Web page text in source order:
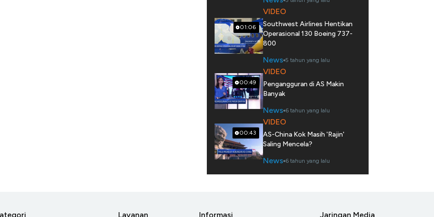
01:06
VIDEO
Southwest Airlines Hentikan
Operasional 130 Boeing 737-
800
News 5 tahun yang lalu
00:49
VIDEO
Pengangguran di AS Makin
Banyak
News 6 tahun yang lalu
00:43
VIDEO
AS-China Kok Masih 'Rajin'
Saling Mencela?
News 6 tahun yang lalu
Layanan Informasi Jaringan Media